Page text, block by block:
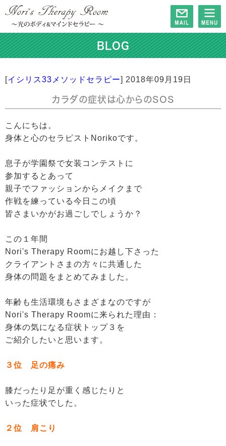
BLOG
[イシリス33メソッドセラピー] 2018年09月19日
カラダの症状は心からのSOS
こんにちは。
身体と心のセラピストNorikoです。
息子が学園祭で女装コンテストに
参加するとあって
親子でファッションからメイクまで
作戦を練っている今日この頃
皆さまいかがお過ごしでしょうか？
この１年間
Nori's Therapy Roomにお越し下さった
クライアントさまの方々に共通した
身体の問題をまとめてみました。
年齢も生活環境もさまざまなのですが
Nori's Therapy Roomに来られた理由：
身体の気になる症状トップ３を
ご紹介したいと思います。
３位 足の痛み
膝だったり足が重く感じたりと
いった症状でした。
２位 肩こり